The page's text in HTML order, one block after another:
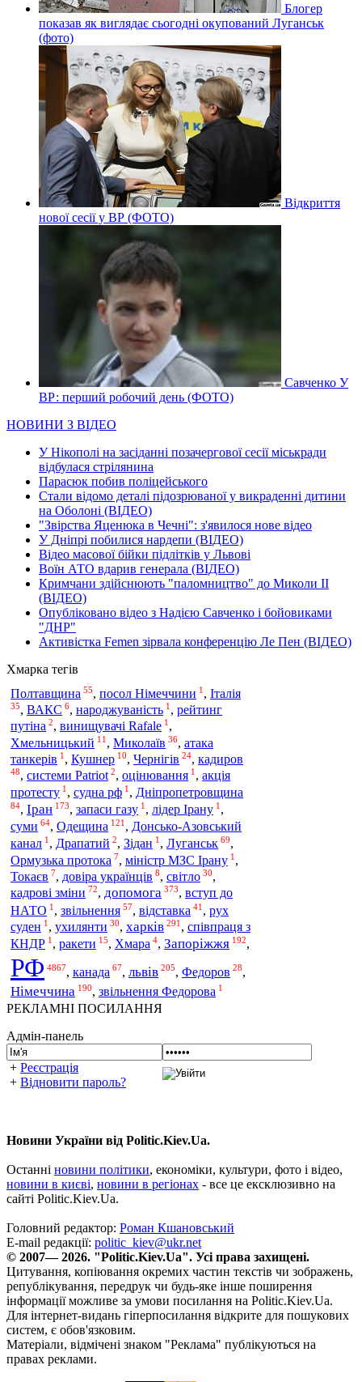
Блогер
показав як виглядає сьогодні окупований Луганськ
(фото)
Відкриття
нової сесії у ВР (ФОТО)
Савченко У
ВР: перший робочий день (ФОТО)
НОВИНИ З ВІДЕО
У Нікополі на засіданні позачергової сесії міськради
відбулася стрілянина
Парасюк побив поліцейського
Стали відомо деталі підозрюваної у викраденні дитини
на Оболоні (ВІДЕО)
"Звірства Яценюка в Чечні": з'явилося нове відео
У Дніпрі побилися нардепи (ВІДЕО)
Відео масової бійки підлітків у Львові
Воїн АТО вдарив генерала (ВІДЕО)
Кримчани здійснюють "паломництво" до Миколи ІІ
(ВІДЕО)
Опубліковано відео з Надією Савченко і бойовиками
"ДНР"
Активістка Femen зірвала конференцію Ле Пен (ВІДЕО)
Хмарка тегів
Полтавщина 55, посол Німеччини 1 , Італія
35, ВАКС 6, народжуваність 1 , рейтинг
путіна 2, винищувачі Rafale 1 ,
Хмельницький 11 , Миколаїв 36, атака
танкерів 1 , Кушнер 10, Чернігів 24, кадиров
48, системи Patriot 2, оцінювання 1 , акція
протесту 1 , судна рф 1 , Дніпропетровщина
84, Іран 173, запаси газу 1 , лідер Ірану 1 ,
суми 64, Одещина 121 , Донсько-Азовський
канал 1, Драпатий 2, Зідан 1, Луганськ 69,
Ормузька протока 7, міністр МЗС Ірану 1 ,
Токаєв 7, довіра українців 8, світло 30,
кадрові зміни 72, допомога 373, вступ до
НАТО 1 , звільнення 57, відставка 41 , рух
суден 1 , ухилянти 30, харків 291 , співпраця з
КНДР 1, ракети 15, Хмара 4, Запоріжжя 192,
РФ 4867, канада 67, львів 205, Федоров 28,
Німеччина 190, звільнення Федорова 1
РЕКЛАМНІ ПОСИЛАННЯ
Адмін-панель
+ Реєстрація
+ Відновити пароль?
Новини України від Politic.Kiev.Ua.
Останні новини політики, економіки, культури, фото і відео,
новини в києві, новини в регіонах - все це ексклюзивно на
сайті Politic.Kiev.Ua.
Головний редактор: Роман Кшановський
E-mail редакції: politic_kiev@ukr.net
© 2007— 2026. "Politic.Kiev.Ua". Усі права захищені.
Цитування, копіювання окремих частин текстів чи зображень,
републікування, передрук чи будь-яке інше поширення
інформації можливе за умови посилання на Politic.Kiev.Ua.
Для інтернет-видань гіперпосилання відкрите для пошукових
систем, є обов'язковим.
Матеріали, відмічені знаком "Реклама" публікуються на
правах реклами.